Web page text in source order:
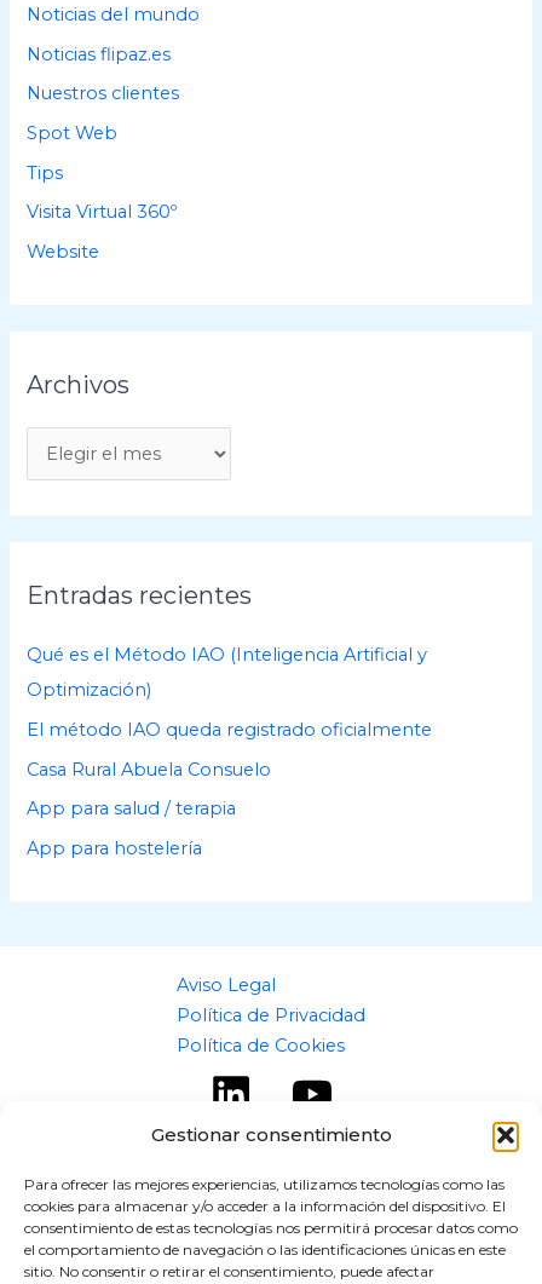
Gestionar consentimiento
Para ofrecer las mejores experiencias, utilizamos tecnologías como las
cookies para almacenar y/o acceder a la información del dispositivo. El
consentimiento de estas tecnologías nos permitirá procesar datos como
el comportamiento de navegación o las identificaciones únicas en este
sitio. No consentir o retirar el consentimiento, puede afectar
Noticias del mundo
Noticias flipaz.es
Nuestros clientes
Spot Web
Tips
Visita Virtual 360º
Website
Archivos
r
c
h
i
o
s
Entradas recientes
Qué es el Método IAO (Inteligencia Artificial y
Optimización)
El método IAO queda registrado oficialmente
Casa Rural Abuela Consuelo
App para salud / terapia
App para hostelería
Aviso Legal
Política de Privacidad
Política de Cookies
Copyright © 2026 flipaz.es
Powered by flipaz.es